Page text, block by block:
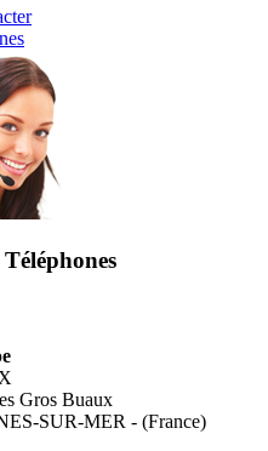
Téléphones
Gros Buaux
SUR-MER - (France)